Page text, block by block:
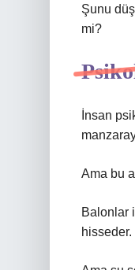
Şunu
mi?
İnsan
Ama bu
Balonlar
hisseder.